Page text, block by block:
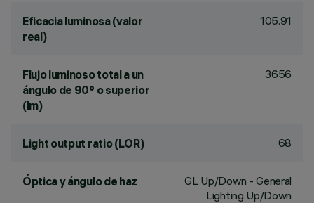
Eficacia luminosa (valor
real)
105.91
Flujo luminoso total a un
ángulo de 90° o superior
(lm)
3656
Light output ratio (LOR) 68
Óptica y ángulo de haz
GL Up/Down - General
Lighting Up/Down